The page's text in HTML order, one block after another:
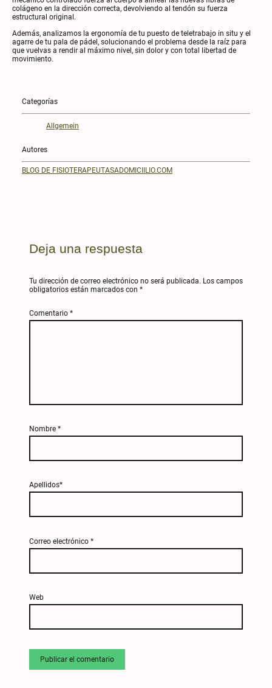
colágeno en la dirección correcta, devolviendo al tendón su fuerza
estructural original.
Además, analizamos la ergonomía de tu puesto de teletrabajo in situ y el
agarre de tu pala de pádel, solucionando el problema desde la raíz para
que vuelvas a rendir al máximo nivel, sin dolor y con total libertad de
movimiento.
Categorías
Allgemein
Autores
BLOG DE FISIOTERAPEUTASADOMICIILIO.COM
Deja una respuesta
Tu dirección de correo electrónico no será publicada. Los campos
obligatorios están marcados con *
Comentario *
Nombre *
Apellidos*
Correo electrónico *
Web